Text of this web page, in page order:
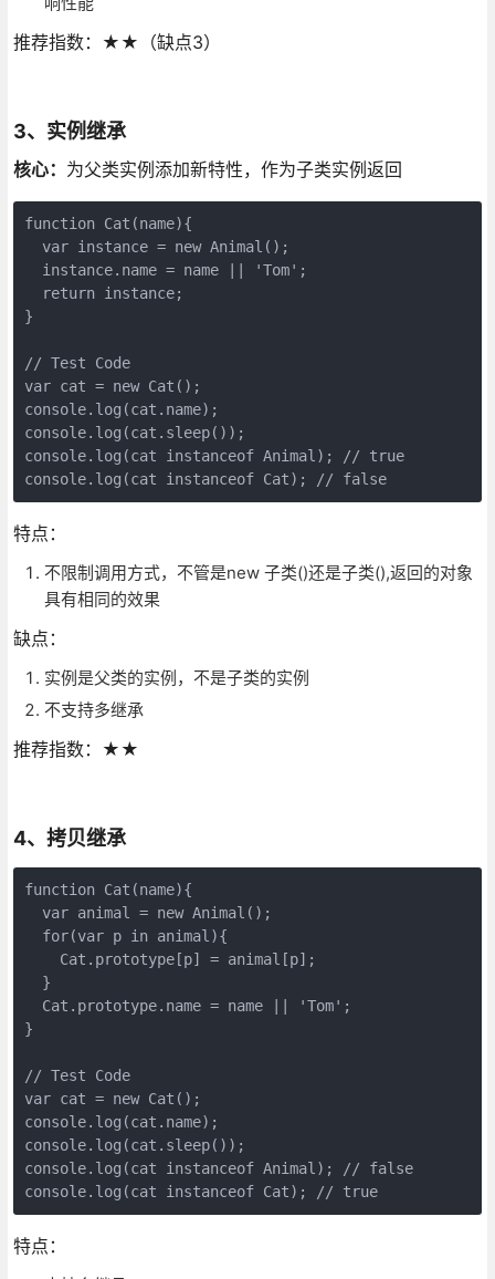
推荐指数：★★（缺点3）
3、实例继承
核心： 为父类实例添加新特性，作为子类实例返回
function Cat(name){
  var instance = new Animal();
  instance.name = name || 'Tom';
  return instance;
}
// Test Code
var cat = new Cat();
console.log(cat.name);
console.log(cat.sleep());
console.log(cat instanceof Animal); // true
console.log(cat instanceof Cat); // false
特点：
不限制调用方式，不管是new 子类()还是子类(),返回的对象
具有相同的效果
缺点：
实例是父类的实例，不是子类的实例
不支持多继承
推荐指数：★★
4、拷贝继承
function Cat(name){
  var animal = new Animal();
  for(var p in animal){
    Cat.prototype[p] = animal[p];
  }
  Cat.prototype.name = name || 'Tom';
}
// Test Code
var cat = new Cat();
console.log(cat.name);
console.log(cat.sleep());
console.log(cat instanceof Animal); // false
console.log(cat instanceof Cat); // true
特点：